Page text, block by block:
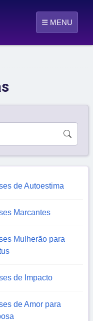
☰ MENU
de Autoestima
Marcantes
Mulherão para
de Impacto
de Amor para